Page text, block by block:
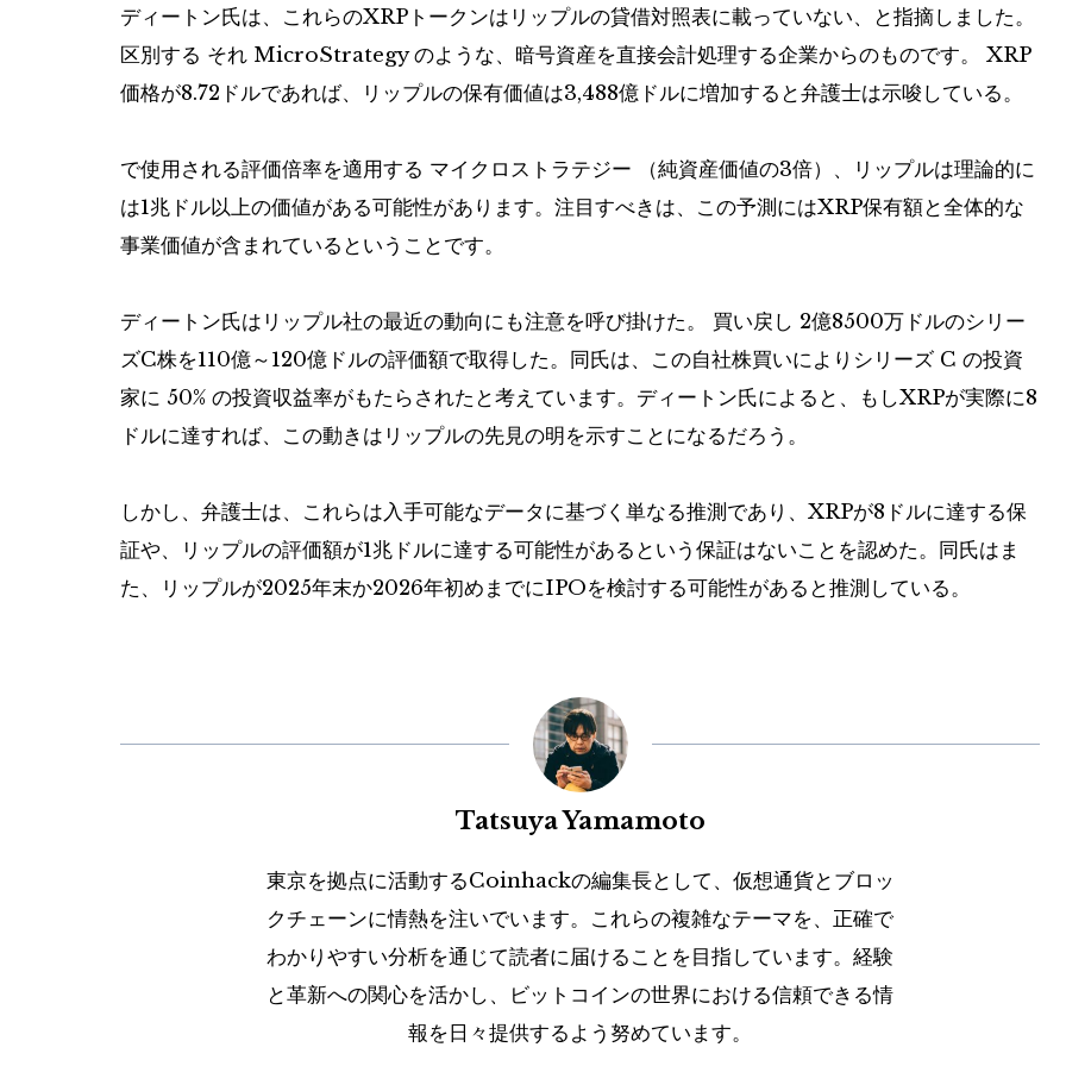
ディートン氏は、これらのXRPトークンはリップルの貸借対照表に載っていない、と指摘しました。
区別する それ MicroStrategy のような、暗号資産を直接会計処理する企業からのものです。
XRP
価格が8.72ドルであれば、リップルの保有価値は3,488億ドルに増加すると弁護士は示唆している。
で使用される評価倍率を適用する マイクロストラテジー （純資産価値の3倍）、リップルは理論的に
は1兆ドル以上の価値がある可能性があります。注目すべきは、この予測にはXRP保有額と全体的な
事業価値が含まれているということです。
ディートン氏はリップル社の最近の動向にも注意を呼び掛けた。 買い戻し 2億8500万ドルのシリー
ズC株を110億～120億ドルの評価額で取得した。同氏は、この自社株買いによりシリーズ C の投資
家に 50% の投資収益率がもたらされたと考えています。ディートン氏によると、もしXRPが実際に8
ドルに達すれば、この動きはリップルの先見の明を示すことになるだろう。
しかし、弁護士は、これらは入手可能なデータに基づく単なる推測であり、XRPが8ドルに達する保
証や、リップルの評価額が1兆ドルに達する可能性があるという保証はないことを認めた。同氏はま
た、リップルが2025年末か2026年初めまでにIPOを検討する可能性があると推測している。
Tatsuya Yamamoto
東京を拠点に活動するCoinhackの編集長として、仮想通貨とブロッ
クチェーンに情熱を注いでいます。これらの複雑なテーマを、正確で
わかりやすい分析を通じて読者に届けることを目指しています。経験
と革新への関心を活かし、ビットコインの世界における信頼できる情
報を日々提供するよう努めています。